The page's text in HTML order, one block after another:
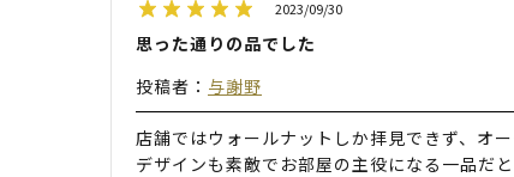
2023/09/30
思った通りの品でした
投稿者： 与謝野
店舗ではウォールナットしか拝見できず、オ
デザインも素敵でお部屋の主役になる一品だと